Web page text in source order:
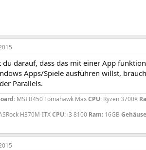
darauf, dass das mit einer App
Apps/Spiele ausführen willst,
Parallels.
MSI B450 Tomahawk MaxCPU: Ryzen 3700X
H370M-ITXCPU: i3 8100 Ram: 16GB Gehäuse